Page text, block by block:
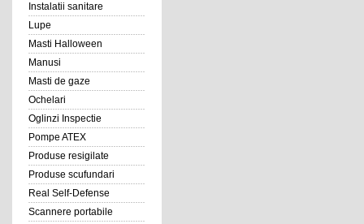
Instalatii sanitare
Lupe
Masti Halloween
Manusi
Masti de gaze
Ochelari
Oglinzi Inspectie
Pompe ATEX
Produse resigilate
Produse scufundari
Real Self-Defense
Scannere portabile